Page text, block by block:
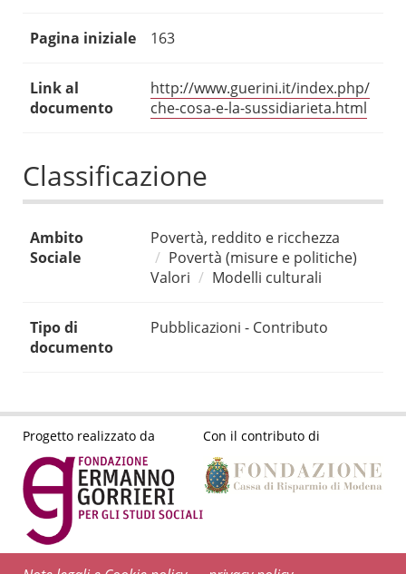
Pagina iniziale 163
Link al
documento
http://www.guerini.it/index.php/
che-cosa-e-la-sussidiarieta.html
Classificazione
Ambito
Sociale
Povertà, reddito e ricchezza
Povertà (misure e politiche)
Valori
Modelli culturali
Tipo di
documento
Pubblicazioni - Contributo
Progetto realizzato da Con il contributo di